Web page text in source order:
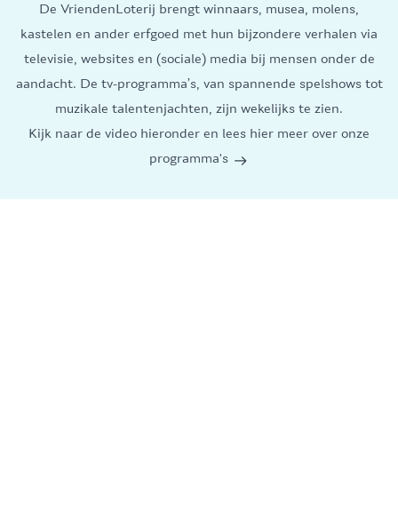
De VriendenLoterij brengt winnaars, musea, molens,
kastelen en ander erfgoed met hun bijzondere verhalen via
televisie, websites en (sociale) media bij mensen onder de
aandacht. De tv-programma’s, van spannende spelshows tot
muzikale talentenjachten, zijn wekelijks te zien.
Kijk naar de video hieronder en lees hier meer over onze
programma's